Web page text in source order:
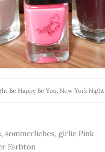
Be Happy Be You, New York Night
sommerliches, girlie Pink
Farbton